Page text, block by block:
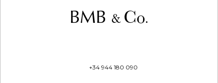
+34 944 180 090